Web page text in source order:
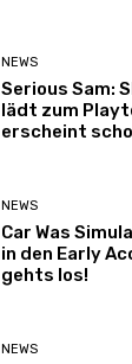
NEWS
Serious Sam:
lädt zum
erscheint
NEWS
Car Was
in den Early
gehts los!
NEWS